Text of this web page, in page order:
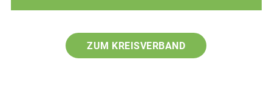
ZUM KREISVERBAND